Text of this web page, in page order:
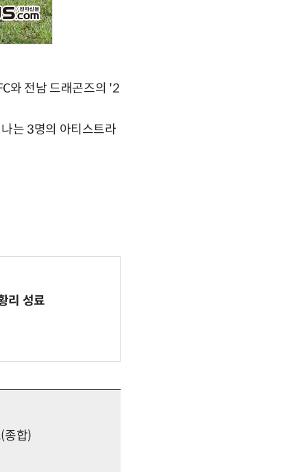
와 전남 드래곤즈의 '2
는 3명의 아티스트라
리 성료
종합)